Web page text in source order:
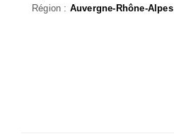
Région : Auvergne-Rhône-Alpes